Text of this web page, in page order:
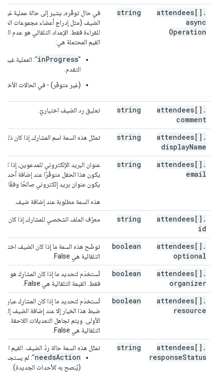
},
"hangoutLink" : string
"conferenceData":
"createRequest":
"requestId" : string
"conferenceSolutionKey"
"type":
"status":
},
"entryPointType"
: string
"label" : string
"pin" : string
"accessCode":
"meetingCode"
"passcode" : string
"password": string
"conferenceSolution":
"key":
"type": string
} ,
"name": string,
"iconUri": string
} ,
"conferenceId": string
"signature" : string
"notes": string,
},
"gadget":
"type": string
"title" : string
attendees[] .
async
Operation
string
في حال توفّره، يشير إلى حالة عملية غير
الضيف (مثل إدراج أعضاء مجموعات
للقراءة فقط. الإعداد التلقائي هو عدم
القيم المحتملة هي:
‫"
inProgress": العملية غير
التقدم.
(غير متوفّر) - في الحالات الأخرى
attendees[] .
comment
string تعليق رد الضيف اختياريّ.
attendees[] .
displayName
string تمثّل هذه السمة اسم المشارك، إذا كان ذلك
attendees[] .
email
string
عنوان البريد الإلكتروني للمدعوين، إذا
يكون هذا الحقل متوفّرًا عند إضافة أحد
يكون عنوان بريد إلكتروني صالحًا وفقًا
هذه السمة مطلوبة عند إضافة ضيف.
attendees[] .
id
string معرّف الملف الشخصي للمشارك، إذا كان
attendees[] .
optional
boolean
توضّح هذه السمة ما إذا كان الضيف
التلقائية هي False.
attendees[] .
organizer
boolean
تُستخدَم لتحديد ما إذا كان المشارِك هو
فقط. القيمة التلقائية هي False.
attendees[] .
resource
boolean
تُستخدَم لتحديد ما إذا كان المشارِك
ضبط هذا الخيار إلا عند إضافة الضيف إلى
الأولى. ويتم تجاهل التعديلات اللاحقة.
التلقائية هي False.
attendees[] .
responseStatus
string تمثّل هذه السمة حالة ردّ الضيف. القيم
needsAction": لم يستجب
(يُنصح به للأحداث الجديدة).